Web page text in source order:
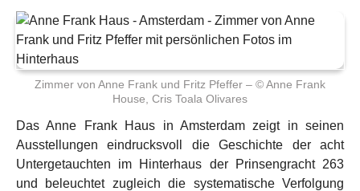
Zimmer von Anne Frank und Fritz Pfeffer – © Anne Frank
House, Cris Toala Olivares
Das Anne Frank Haus in Amsterdam zeigt in seinen
Ausstellungen eindrucksvoll die Geschichte der acht
Untergetauchten im Hinterhaus der Prinsengracht 263
und beleuchtet zugleich die systematische Verfolgung